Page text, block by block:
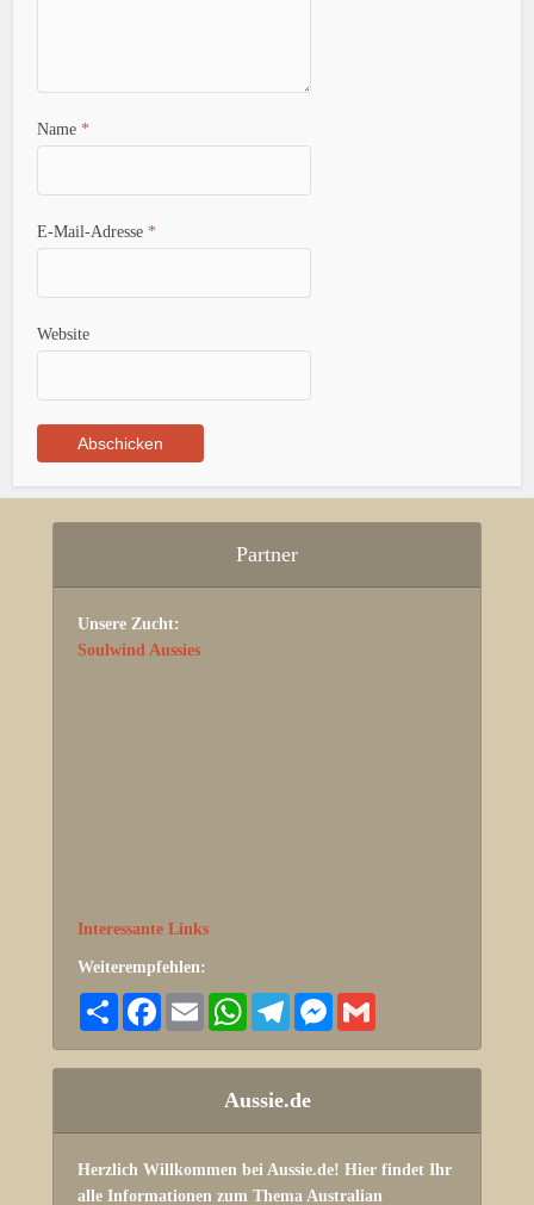
Name*
E-Mail-Adresse*
Website
Partner
Unsere Zucht:
Soulwind Aussies
Interessante Links
Weiterempfehlen:
Share
FacebookEmail WhatsAppTelegramMessenger
Aussie.de
Herzlich Willkommen bei Aussie.de! Hier findet Ihr
alle Informationen zum Thema Australian